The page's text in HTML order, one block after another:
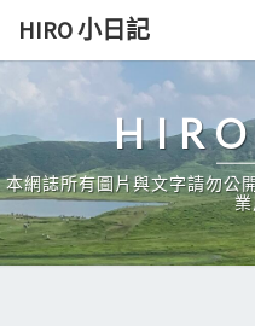
Skip
content
HIRO 小日記
本網誌所有圖片與文字請勿公